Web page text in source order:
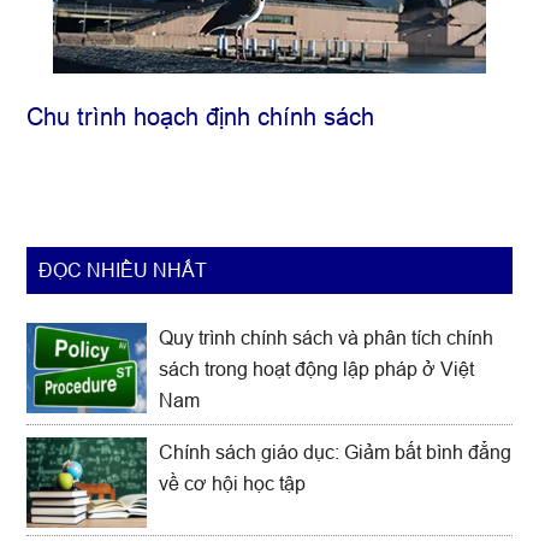
Chu trình hoạch định chính sách
ĐỌC NHIỀU NHẤT
Quy trình chính sách và phân tích chính
sách trong hoạt động lập pháp ở Việt
Nam
Chính sách giáo dục: Giảm bất bình đẳng
về cơ hội học tập